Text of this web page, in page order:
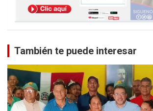
También te puede interesar